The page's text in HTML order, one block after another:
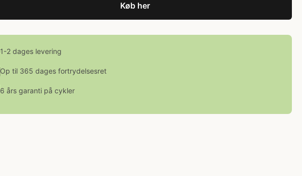
Køb her
1-2 dages levering
Op til 365 dages fortrydelsesret
6 års garanti på cykler